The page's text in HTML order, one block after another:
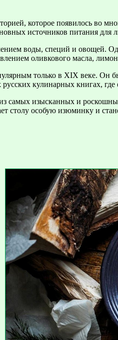
которое появилось во
источников питания
воды, специй и овощей.
оливкового масла,
только в XIX веке. Он
кулинарных книгах,
самых изысканных и
столу особую изюминку и